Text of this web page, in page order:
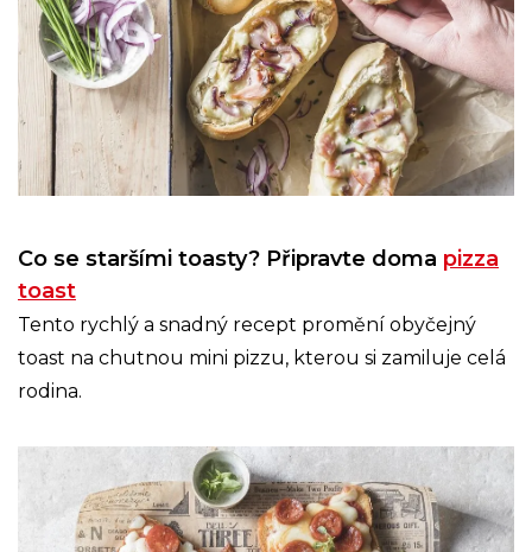
Co se staršími toasty? Připravte doma pizza
toast
Tento rychlý a snadný recept promění obyčejný
toast na chutnou mini pizzu, kterou si zamiluje celá
rodina.